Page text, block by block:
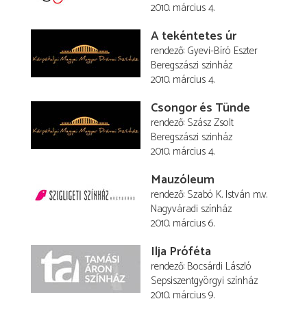
2010. március 4.
A tekéntetes úr
rendező Gyevi-Bíró Eszter
Beregszászi szinház
2010. március 4.
Csongor és Tünde
rendező Szász Zsolt
Beregszászi szinház
2010. március 4.
Mauzóleum
rendező Szabó K. István m.v.
Nagyváradi színház
2010. március 6.
Ilja Próféta
rendező Bocsárdi László
Sepsiszentgyörgyi színház
2010. március 9.